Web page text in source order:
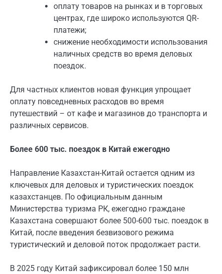
оплату товаров на рынках и в торговых
центрах, где широко используются QR-
платежи;
снижение необходимости использования
наличных средств во время деловых
поездок.
Для частных клиентов новая функция упрощает
оплату повседневных расходов во время
путешествий – от кафе и магазинов до транспорта и
различных сервисов.
Более 600 тыс. поездок в Китай ежегодно
Направление Казахстан-Китай остается одним из
ключевых для деловых и туристических поездок
казахстанцев. По официальным данным
Министерства туризма РК, ежегодно граждане
Казахстана совершают более 500-600 тыс. поездок в
Китай, после введения безвизового режима
туристический и деловой поток продолжает расти.
В 2025 году Китай зафиксировал более 150 млн